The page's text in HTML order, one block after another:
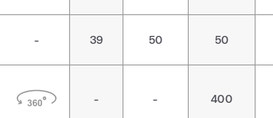
- 39 50 50
- - 400